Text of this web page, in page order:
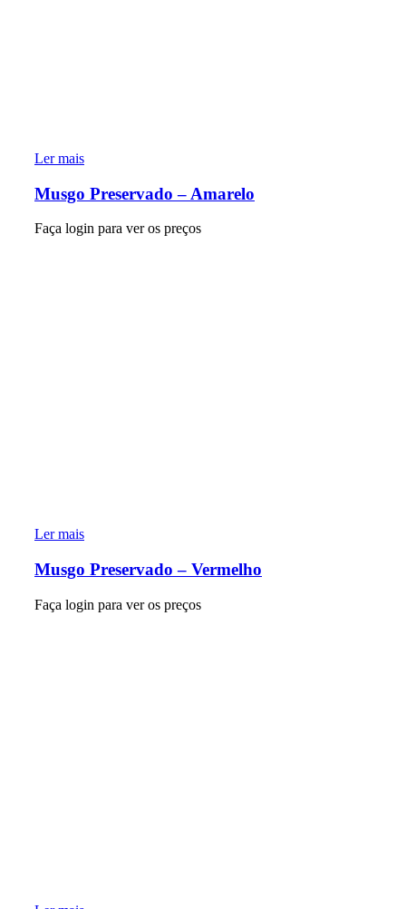
Ler mais
Musgo Preservado – Amarelo
Faça login para ver os preços
Ler mais
Musgo Preservado – Vermelho
Faça login para ver os preços